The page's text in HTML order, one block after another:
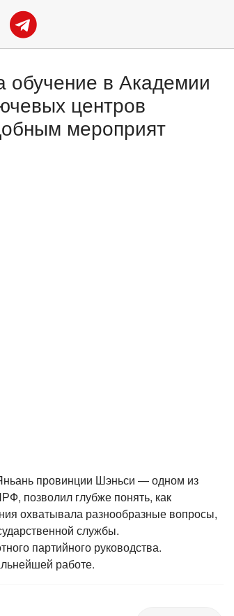
обучение в Академии
центров
мероприят
провинции Шэньси — одном из
позволил глубже понять, как
охватывала разнообразные вопросы,
службы.
партийного руководства.
работе.